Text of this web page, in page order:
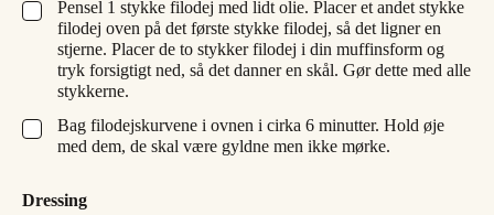
▢
Pensel 1 stykke filodej med lidt olie. Placer et andet stykke
filodej oven på det første stykke filodej, så det ligner en
stjerne. Placer de to stykker filodej i din muffinsform og
tryk forsigtigt ned, så det danner en skål. Gør dette med alle
stykkerne.
▢
Bag filodejskurvene i ovnen i cirka 6 minutter. Hold øje
med dem, de skal være gyldne men ikke mørke.
Dressing